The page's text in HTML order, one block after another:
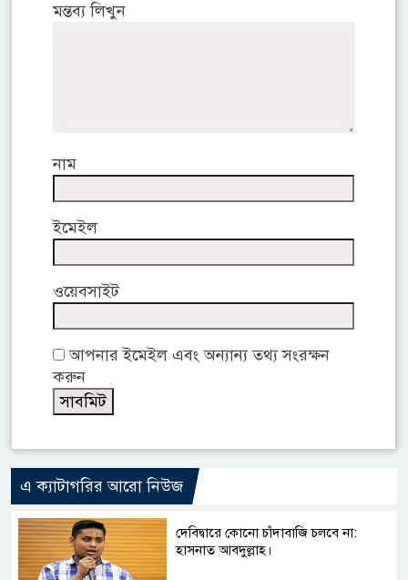
মন্তব্য লিখুন
নাম
ইমেইল
ওয়েবসাইট
আপনার ইমেইল এবং অন্যান্য তথ্য সংরক্ষন
করুন
এ ক্যাটাগরির আরো নিউজ
দেবিদ্বারে কোনো চাঁদাবাজি চলবে না:
হাসনাত আবদুল্লাহ।